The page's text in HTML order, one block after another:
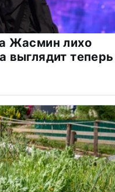
Жасмин лихо
выглядит теперь